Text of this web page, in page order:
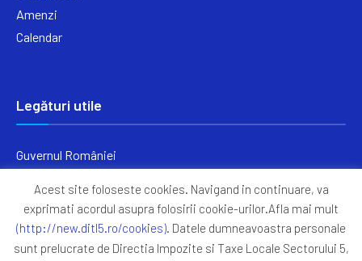
Amenzi
Calendar
Legături utile
Guvernul României
Primăria Sectorul 5
ANAF
Acest site foloseste cookies. Navigand in continuare, va
exprimati acordul asupra folosirii cookie-urilor.Afla mai mult
(http://new.ditl5.ro/cookies). Datele dumneavoastra personale
sunt prelucrate de Directia Impozite si Taxe Locale Sectorului 5,